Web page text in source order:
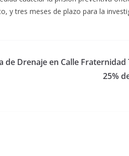
y tres meses de plazo para la
de Drenaje en Calle Fraternidad
25%